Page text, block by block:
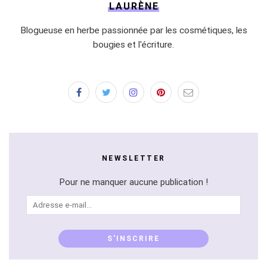
LAURÈNE
Blogueuse en herbe passionnée par les cosmétiques, les
bougies et l'écriture.
NEWSLETTER
Pour ne manquer aucune publication !
Adresse
e-
S'INSCRIRE